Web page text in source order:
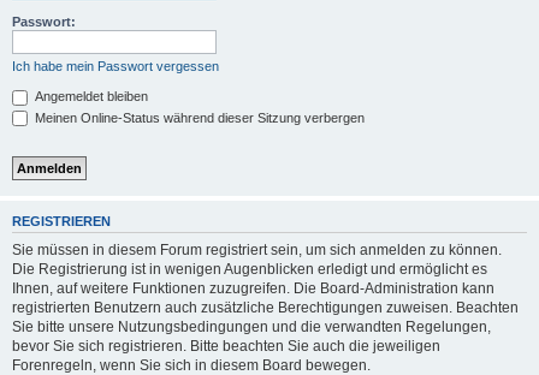
Passwort:
Ich habe mein Passwort vergessen
Angemeldet bleiben
Meinen Online-Status während dieser Sitzung verbergen
REGISTRIEREN
Sie müssen in diesem Forum registriert sein, um sich anmelden zu können.
Die Registrierung ist in wenigen Augenblicken erledigt und ermöglicht es
Ihnen, auf weitere Funktionen zuzugreifen. Die Board-Administration kann
registrierten Benutzern auch zusätzliche Berechtigungen zuweisen. Beachten
Sie bitte unsere Nutzungsbedingungen und die verwandten Regelungen,
bevor Sie sich registrieren. Bitte beachten Sie auch die jeweiligen
Forenregeln, wenn Sie sich in diesem Board bewegen.